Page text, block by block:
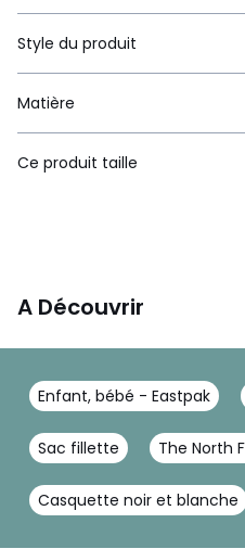
Style du produit
Matière
Ce produit taille
A Découvrir
Enfant, bébé - Eastpak
Sac fillette The North
Casquette noir et blanche